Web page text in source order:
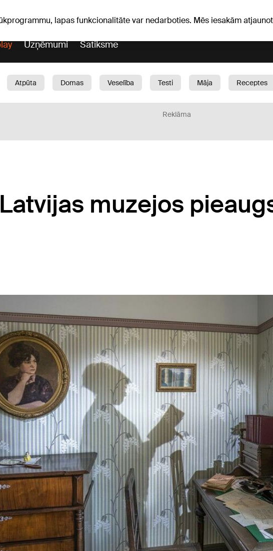
lapas funkcionalitāte var nedarboties. Mēs iesakām
Uzņēmumi Satiksme
Atpūta Domas Veselība Testi Māja Receptes
Reklāma
muzejos